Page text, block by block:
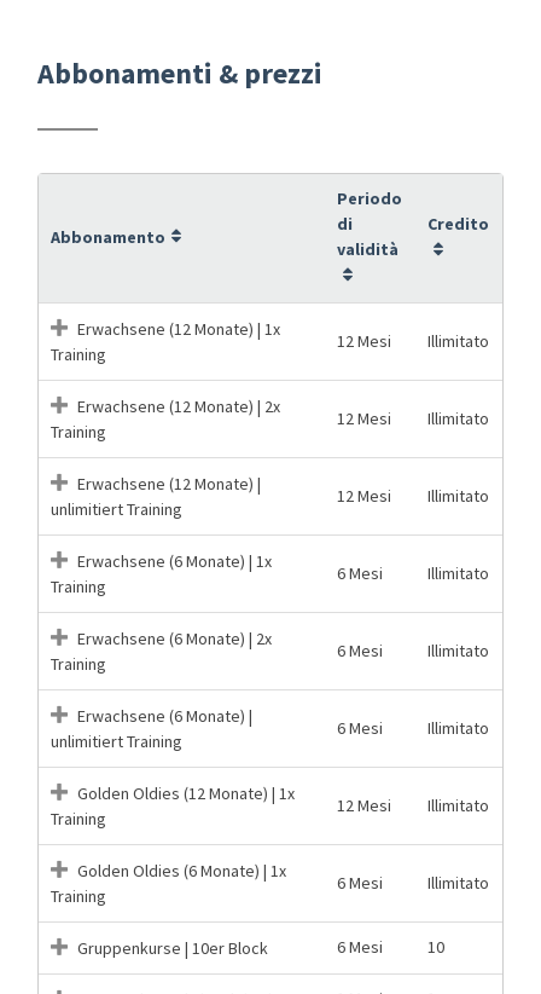
Abbonamenti & prezzi
Abbonamento
Periodo
di
validità
Credito
Erwachsene (12 Monate) | 1x
Training
12 Mesi Illimitato
Erwachsene (12 Monate) | 2x
Training
12 Mesi Illimitato
Erwachsene (12 Monate) |
unlimitiert Training
12 Mesi Illimitato
Erwachsene (6 Monate) | 1x
Training
6 Mesi Illimitato
Erwachsene (6 Monate) | 2x
Training
6 Mesi Illimitato
Erwachsene (6 Monate) |
unlimitiert Training
6 Mesi Illimitato
Golden Oldies (12 Monate) | 1x
Training
12 Mesi Illimitato
Golden Oldies (6 Monate) | 1x
Training
6 Mesi Illimitato
Gruppenkurse | 10er Block 6 Mesi 10